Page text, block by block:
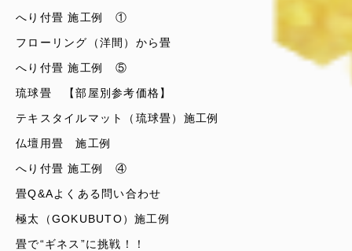
へり付畳 施工例 ①
フローリング（洋間）から畳
へり付畳 施工例 ⑤
琉球畳 【部屋別参考価格】
テキスタイルマット（琉球畳）施工例
仏壇用畳 施工例
へり付畳 施工例 ④
畳Q&Aよくある問い合わせ
極太（GOKUBUTO）施工例
畳で“ギネス”に挑戦！！